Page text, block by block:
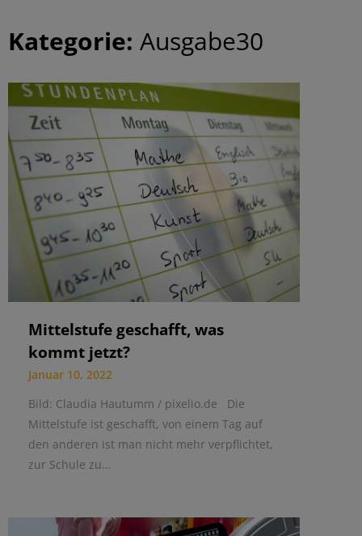
Kategorie: Ausgabe30
Mittelstufe geschafft, was
kommt jetzt?
Januar 10, 2022
Bild: Claudia Hautumm / pixelio.de Die
Mittelstufe ist geschafft, von einem Tag auf
den anderen ist man nicht mehr verpflichtet,
zur Schule zu…